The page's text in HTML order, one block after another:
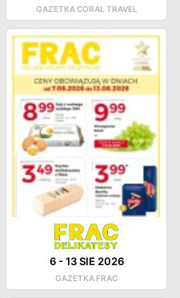
GAZETKA CORAL TRAVEL
6-13 SIE 2026
GAZETKA FRAC